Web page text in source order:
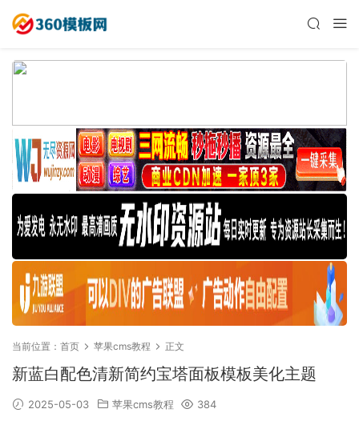
当前位置： 首页 苹果cms教程 正文
新蓝白配色清新简约宝塔面板模板美化主题
2025-05-03 苹果cms教程 384